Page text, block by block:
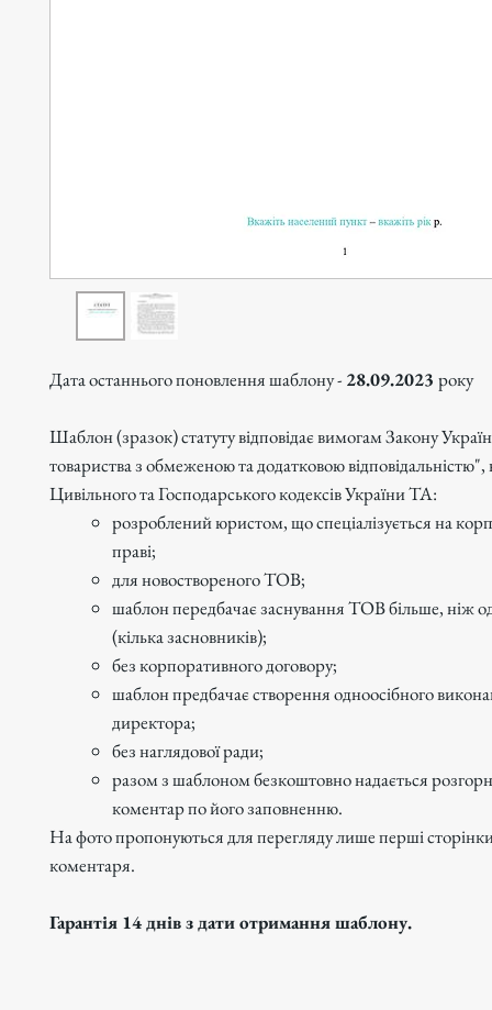
Дата останнього поновлення шаблону - 28.09.2023 року
Шаблон (зразок) статуту відповідає вимогам Закону
товариства з обмеженою та додатковою
Цивільного та Господарського кодексів України ТА:
розроблений юристом, що спеціалізується на
праві;
для новоствореного ТОВ;
шаблон передбачає заснування ТОВ більше, ніж
(кілька засновників);
без корпоративного договору;
шаблон предбачає створення одноосібного
директора;
без наглядової ради;
разом з шаблоном безкоштовно надається
коментар по його заповненню.
На фото пропонуються для перегляду лише перші сторінки
коментаря.
Гарантія 14 днів з дати отримання шаблону.